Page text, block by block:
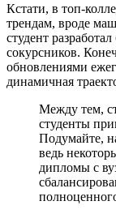
Кстати, в топ-
трендам, вроде
студент
сокурсников.
обновлениями
динамичная
Между тем,
студенты
Подумайте,
ведь
дипломы с